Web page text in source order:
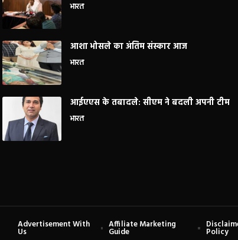
भारत
आशा भोसले का अंतिम संस्कार आज
भारत
आईएएस के तबादले: सीएम ने बदली अपनी टीम
भारत
Advertisement With
Us
Affiliate Marketing
Guide Policy